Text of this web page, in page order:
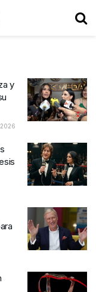
y